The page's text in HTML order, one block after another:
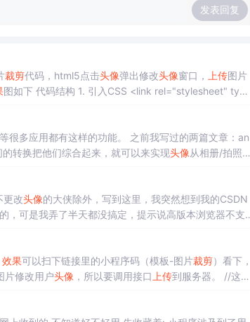
发表回复
裁剪代码，html5点击头像弹出修改头像窗口， 上传图片
图如下 代码结构 1. 引入CSS <link rel="stylesheet" type
很多应用都有这样的功能。 之前我写过的两篇文章：an
转换把他们综合起来，就可以来实现头像从相册/拍照选
更改头像的大侠除外，写到这里，我突然想到我的CSDN
，可是我弄了半天都没搞定，提示说高版本浏览器不支
效果可以扫下链接里的小程序码（模板-图片裁剪）看下，
片修改用户头像 ，所以要调用接口 上传到服务器。 //这里